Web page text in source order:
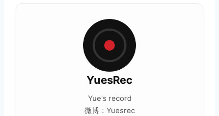
YuesRec
Yue's record
微博：Yuesrec